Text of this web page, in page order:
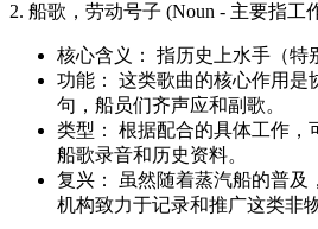
2. 船歌，劳动号子 (Noun - 主要指工
核心含义： 指历史上水手（特
功能： 这类歌曲的核心作用是
句，船员们齐声应和副歌。
类型： 根据配合的具体工作，
船歌录音和历史资料。
复兴： 虽然随着蒸汽船的普
机构致力于记录和推广这类非